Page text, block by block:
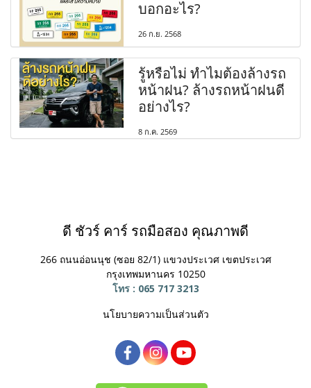
บอกอะไร?
26 ก.ย. 2568
รู้หรือไม่ ทำไมต้องล้างรถ
หน้าฝน? ล้างรถหน้าฝนดี
อย่างไร?
8 ก.ค. 2569
ดี ชัวร์ คาร์ รถมือสอง คุณภาพดี
266 ถนนอ่อนนุช (ซอย 82/1) แขวงประเวศ เขตประเวศ
กรุงเทพมหานคร 10250
โทร : 065 717 3213
นโยบายความเป็นส่วนตัว